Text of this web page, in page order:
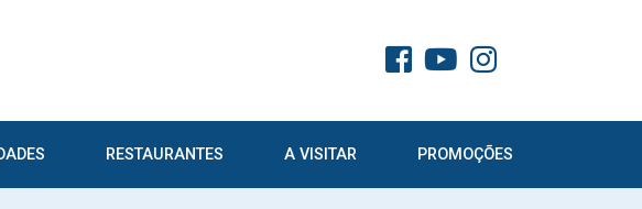
RESTAURANTES A VISITAR PROMOÇÕES